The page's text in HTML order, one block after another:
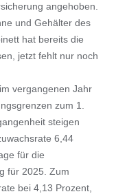
angehoben.
und Gehälter des
hat bereits die
jetzt fehlt nur noch
vergangenen Jahr
zum 1.
steigen
6,44
für die
für 2025. Zum
bei 4,13 Prozent,